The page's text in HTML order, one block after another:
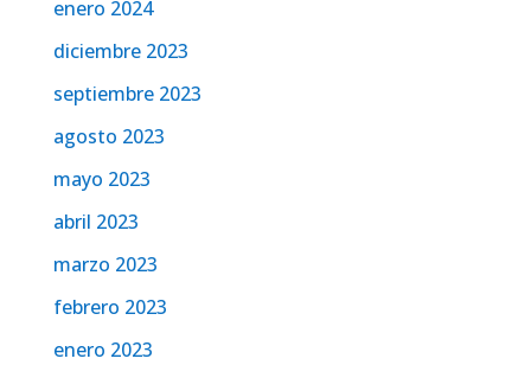
enero 2024
diciembre 2023
septiembre 2023
agosto 2023
mayo 2023
abril 2023
marzo 2023
febrero 2023
enero 2023